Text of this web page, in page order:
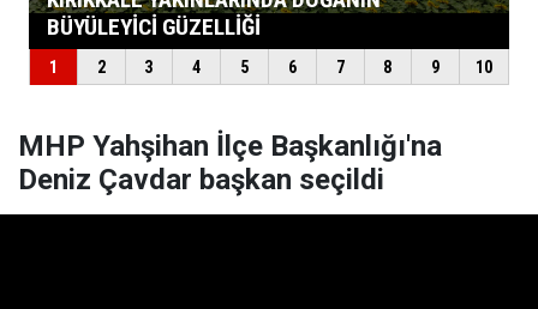
MHP Yahşihan İlçe Başkanlığı'na
Deniz Çavdar başkan seçildi